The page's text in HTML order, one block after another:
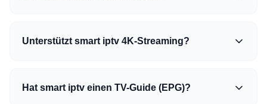
Unterstützt smart iptv 4K-Streaming?
Hat smart iptv einen TV-Guide (EPG)?